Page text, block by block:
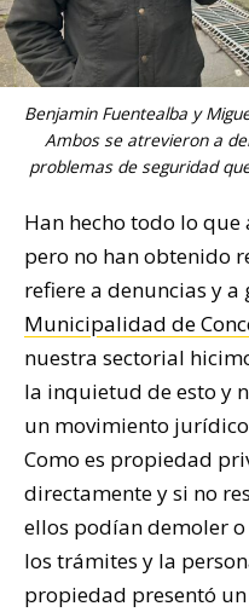
Benjamin Fuentealba y
Ambos se atrevieron a
problemas de seguridad
Han hecho todo lo que
pero no han obtenido
refiere a denuncias y a
Municipalidad de
nuestra sectorial
la inquietud de esto y
un movimiento
Como es propiedad
directamente y si no
ellos podían demoler
los trámites y la
propiedad presentó